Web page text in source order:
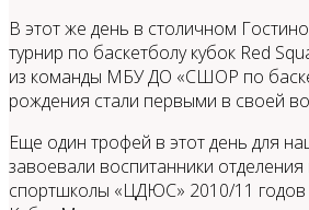
В этот же день в столичном
турнир по баскетболу кубок Red
из команды МБУ ДО «СШОР по
рождения стали первыми в своей
Еще один трофей в этот день для
завоевали воспитанники
спортшколы «ЦДЮС» 2010/11